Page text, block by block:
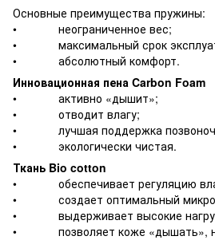
Основные преимущества пружины:
• неограниченное вес;
• максимальный срок
• абсолютный комфорт.
Инновационная пена Carbon Foam
• активно «дышит»;
• отводит влагу;
• лучшая поддержка
• экологически чистая.
Ткань Bio cotton
• обеспечивает регуляцию
• создает оптимальный
• выдерживает высокие
• позволяет коже «дышать», не